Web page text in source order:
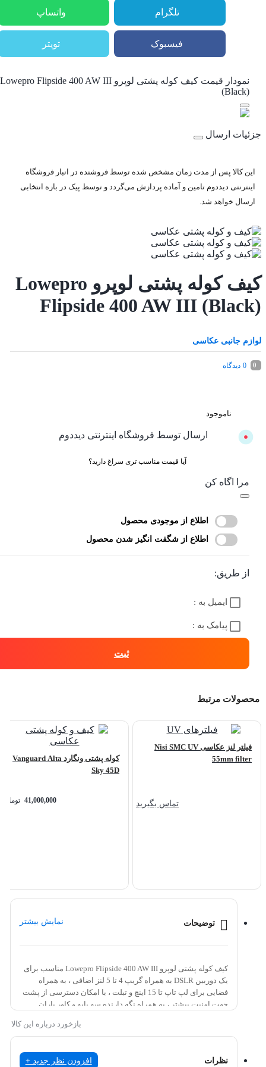
تلگرام واتساپ
فیسبوک تویتر
نمودار قیمت
کیف کوله پشتی لوپرو Lowepro Flipside 400 AW III
(Black)
جزئیات ارسال
این کالا پس از مدت زمان مشخص شده توسط فروشنده در انبار فروشگاه
اینترنتی دیددوم تامین و آماده پردازش می‌گردد و توسط پیک در بازه انتخابی
ارسال خواهد شد.
کیف کوله پشتی لوپرو Lowepro
Flipside 400 AW III (Black)
لوازم جانبی عکاسی
0
0 دیدگاه
ناموجود
ارسال توسط فروشگاه اینترنتی دیددوم
آیا قیمت مناسب تری سراغ دارید؟
مرا اگاه کن
اطلاع از موجودی محصول
اطلاع از شگفت انگیز شدن محصول
از طریق:
ایمیل به :
پیامک به :
ثبت
محصولات مرتبط
فیلتر لنز عکاسی Nisi SMC UV
55mm filter
تماس بگیرید
کوله پشتی ونگارد Vanguard Alta
Sky 45D
41,000,000 تومان
توضیحات نمایش بیشتر
کیف کوله پشتی لوپرو Lowepro Flipside 400 AW III مناسب برای
یک دوربین DSLR به همراه گریپ 4 تا 5 لنز اضافی ، به همراه
فضایی برای لپ تاپ تا 15 اینچ و تبلت ، با امکان دسترسی از پشت
جهت امنیت بیشتر ، به همراه نگه دارنده سه پایه و کاور باران
کوله پشتی دوربین Lowepro Flipside 400 AW III
با کوله پشتی Lowepro Flipside 400 AW III می توانید
یک دوربین بدون آینه یا DSLR به همراه گریپ و لنز
بازخورد درباره این کالا
نظرات افزودن نظر جدید +